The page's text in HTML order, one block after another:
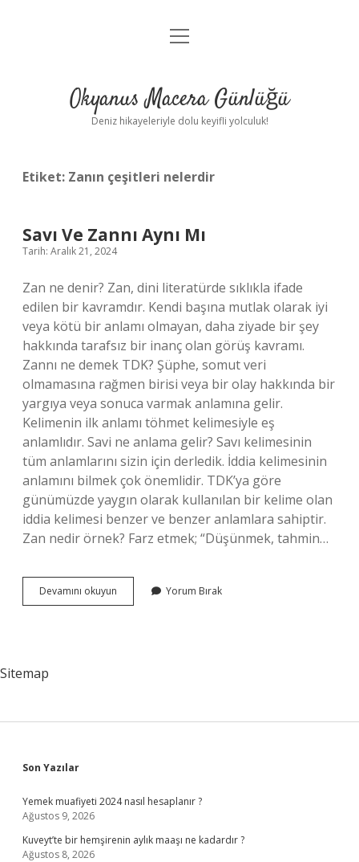
Anasayfa
Yasal Uyarı
menüyü
Okyanus Macera Günlüğü
Deniz hikayeleriyle dolu keyifli yolculuk!
Etiket: Zanın çeşitleri nelerdir
Savı Ve Zannı Aynı Mı
Tarih: Aralık 21, 2024
Zan ne denir? Zan, dini literatürde sıklıkla ifade
edilen bir kavramdır. Kendi başına mutlak olarak iyi
veya kötü bir anlamı olmayan, daha ziyade bir şey
hakkında tarafsız bir inanç olan görüş kavramı.
Zannı ne demek TDK? Şüphe, somut veri
olmamasına rağmen birisi veya bir olay hakkında bir
yargıya veya sonuca varmak anlamına gelir.
Kelimenin ilk anlamı töhmet kelimesiyle eş
anlamlıdır. Savi ne anlama gelir? Savı kelimesinin
tüm anlamlarını sizin için derledik. İddia kelimesinin
anlamını bilmek çok önemlidir. TDK’ya göre
günümüzde yaygın olarak kullanılan bir kelime olan
iddia kelimesi benzer ve benzer anlamlara sahiptir.
Zan nedir örnek? Farz etmek; “Düşünmek, tahmin…
Devamını okuyun
Ve
Yorum Bırak
Sitemap
Sidebar
Son Yazılar
Yemek muafiyeti 2024 nasıl hesaplanır ?
Ağustos 9, 2026
Kuveyt’te bir hemşirenin aylık maaşı ne kadardır ?
Ağustos 8, 2026